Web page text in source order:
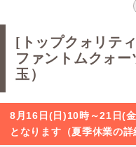
[トップクォリテ
ファントムクォ
玉）
8月16日(日)10時～21日(
となります（夏季休業の詳